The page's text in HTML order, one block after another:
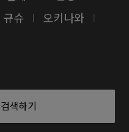
규슈 | 오키나와 |
색하기